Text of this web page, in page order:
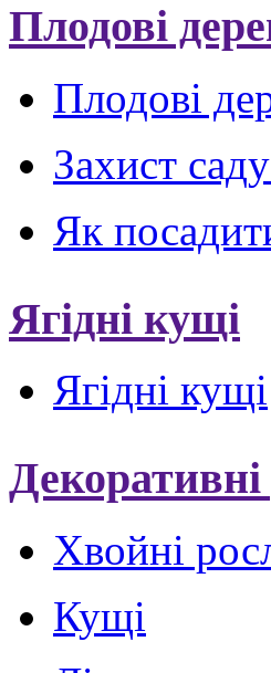
Плодові
Плодові
Захист
Як
Ягідні кущі
Ягідні кущі
Хвойні
Кущі